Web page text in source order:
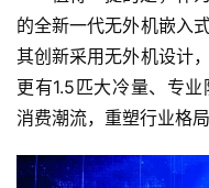
费
生
活
科
技
的全新一代无外机嵌入
其创新采用无外机设计
更有1.5匹大冷量、专
消费潮流，重塑行业格局